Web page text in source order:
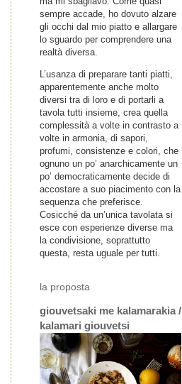
sempre accade, ho dovuto alzare
gli occhi dal mio piatto e allargare
lo sguardo per comprendere una
realtà diversa.
L’usanza di preparare tanti piatti,
apparentemente anche molto
diversi tra di loro e di portarli a
tavola tutti insieme, crea quella
complessità a volte in contrasto a
volte in armonia, di sapori,
profumi, consistenze e colori, che
ognuno un po’ anarchicamente un
po’ democraticamente decide di
accostare a suo piacimento con la
sequenza che preferisce.
Cosicché da un’unica tavolata si
esce con esperienze diverse ma
la condivisione, soprattutto
questa, resta uguale per tutti.
la proposta
giouvetsaki me kalamarakia /
kalamari giouvetsi